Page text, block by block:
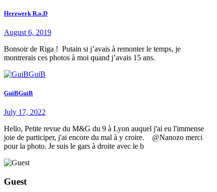
Herzwerk R.o.D
August 6, 2019
Bonsoir de Riga ! Putain si j’avais à remonter le temps, je
montrerais ces photos à moi quand j’avais 15 ans.
GuiBGuiB
July 17, 2022
Hello, Petite revue du M&G du 9 à Lyon auquel j'ai eu l'immense
joie de participer, j'ai encore du mal à y croire. @Nanozo merci
pour la photo. Je suis le gars à droite avec le b
Guest